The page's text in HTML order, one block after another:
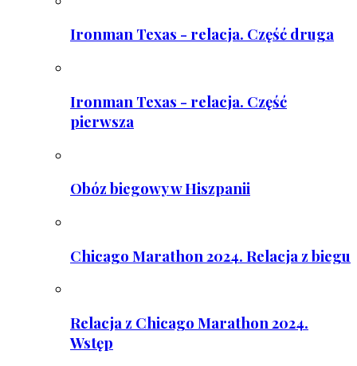
Ironman Texas - relacja. Część druga
Ironman Texas - relacja. Część
pierwsza
Obóz biegowy w Hiszpanii
Chicago Marathon 2024. Relacja z biegu
Relacja z Chicago Marathon 2024.
Wstęp